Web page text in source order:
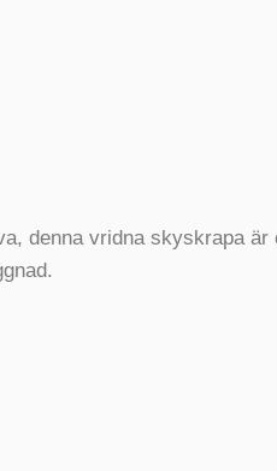
denna vridna skyskrapa